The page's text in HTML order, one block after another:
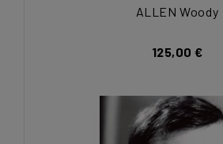
ALLEN Woody
125,00 €